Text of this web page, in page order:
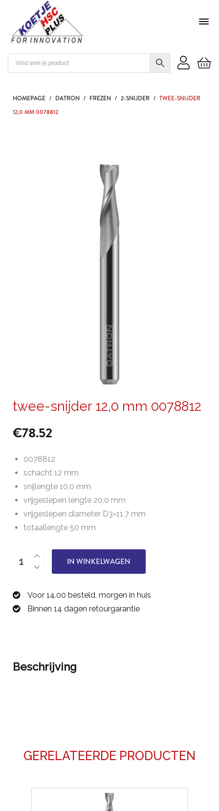
HOMEPAGE / DATRON / FREZEN / 2-SNIJDER / TWEE-SNIJDER
12,0 MM 0078812
twee-snijder 12,0 mm 0078812
€78.52
0078812
schacht 12 mm
snijlengte 10,0 mm
vrijgeslepen lengte 20,0 mm
vrijgeslepen diameter D3=11,7 mm
totaallengte 50 mm
twee-
snijder
mm
0078812
IN WINKELWAGEN
Voor 14.00 besteld, morgen in huis
Binnen 14 dagen retourgarantie
Beschrijving
GERELATEERDE PRODUCTEN